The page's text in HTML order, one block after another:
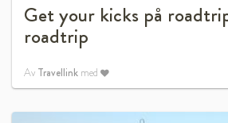
Get your kicks på
roadtrip
Av Travellink med